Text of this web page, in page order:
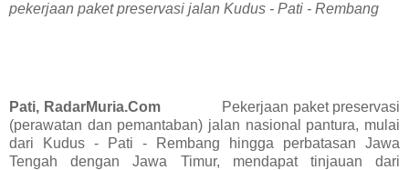
pekerjaan paket preservasi jalan Kudus - Pati - Rembang
Pati, RadarMuria.Com
Pekerjaan paket preservasi
(perawatan dan pemantaban) jalan nasional pantura, mulai
dari Kudus - Pati - Rembang hingga perbatasan Jawa
Tengah dengan Jawa Timur, mendapat tinjauan dari